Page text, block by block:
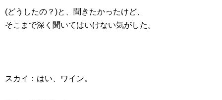
(どうしたの？)と、聞きたかったけど、
そこまで深く聞いてはいけない気がした。
スカイ：はい、ワイン。